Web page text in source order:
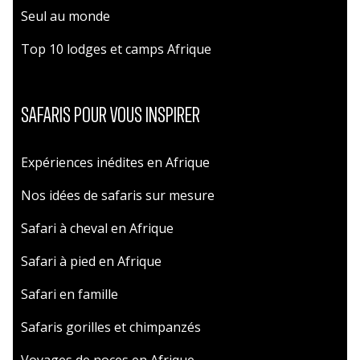
Seul au monde
Top 10 lodges et camps Afrique
SAFARIS POUR VOUS INSPIRER
Expériences inédites en Afrique
Nos idées de safaris sur mesure
Safari à cheval en Afrique
Safari à pied en Afrique
Safari en famille
Safaris gorilles et chimpanzés